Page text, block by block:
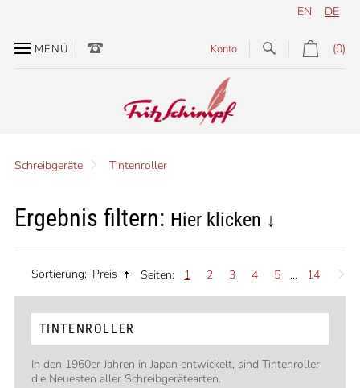
DE
EN
MENÜ (0)
Konto
Schreibgeräte Tintenroller
Ergebnis filtern: Hier klicken ↓
Seiten: 1 2 3 4 5 ... 14
Sortierung: Preis
TINTENROLLER
In den 1960er Jahren in Japan entwickelt, sind Tintenroller
die Neuesten aller Schreibgerätearten.